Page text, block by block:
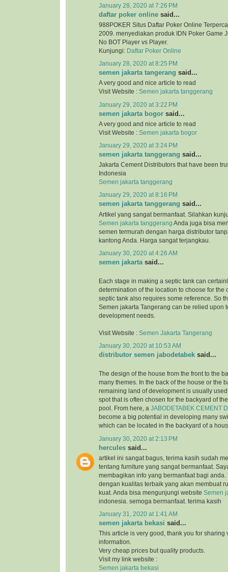
January 28, 2020 at 7:26 PM
daftar poker online said...
988POKER Situs Daftar Poker Online
2009. menyediakan produk IDN Poker Game
No BOT Player vs Player.
Kunjungi: Daftar Poker Online
January 28, 2020 at 8:25 PM
semen jakarta tangerang said...
A very good and nice article to read
Visit Website : Semen jakarta tanggerang
January 29, 2020 at 3:22 PM
semen jakarta bogor said...
A very good and nice article to read
Visit Website : Semen jakarta bogor
January 29, 2020 at 3:24 PM
semen jakarta tanggerang said...
Jakarta Cement Distributors that have been
Indonesia
Semen jakarta tanggerang
January 29, 2020 at 8:16 PM
semen jakarta tanggerang said...
Artikel yang sangat bermanfaat. Silahkan
Semen jakarta tanggerang Anda juga bisa
semen termurah dengan harga distributor
kantong Anda. Harga sangat terjangkau.
January 30, 2020 at 4:26 AM
semen jakarta said...
Each stage in making a septic tank can
determination of the location to choose for the
septic tank also requires some reference. So
Semen jakarta Tangerang can be relied upon
development needs.
Visit Website : Semen Jakarta Tangerang
January 30, 2020 at 10:53 AM
distributor semen jabodetabek said...
The design of the house from the front to the
many themes. In the back of the house or the
remaining land of development is usually
spot that is often chosen for the backyard of
pool. From here, a JABODETABEK CEMENT
become a big potential in developing many
which can be located in the backyard of a
January 30, 2020 at 2:13 PM
hercules said...
artikel ini sangat bagus, terima kasih sudah
tentang furniture yang sangat bermanfaat.
membagikan info yang bermanfaat bagi anda.
dengan kualitas terbaik yang akan membuat
kuat. Anda bisa mengunjungi website Semen
indonesia. semoga bermanfaat. terima kasih
January 31, 2020 at 1:41 AM
semen jakarta bekasi said...
This article is very good, thank you for sharing
information.
Very cheap prices but quality products.
Visit my link website :
Semen jakarta bekasi